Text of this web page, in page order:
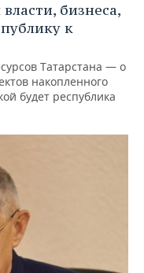
бизнеса,
к
Татарстана — о
накопленного
будет республика